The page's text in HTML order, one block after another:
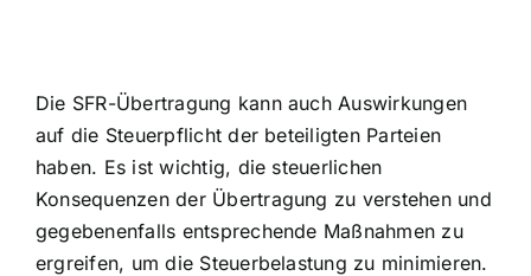
Die SFR-Übertragung kann auch Auswirkungen
auf die Steuerpflicht der beteiligten Parteien
haben. Es ist wichtig, die steuerlichen
Konsequenzen der Übertragung zu verstehen und
gegebenenfalls entsprechende Maßnahmen zu
ergreifen, um die Steuerbelastung zu minimieren.